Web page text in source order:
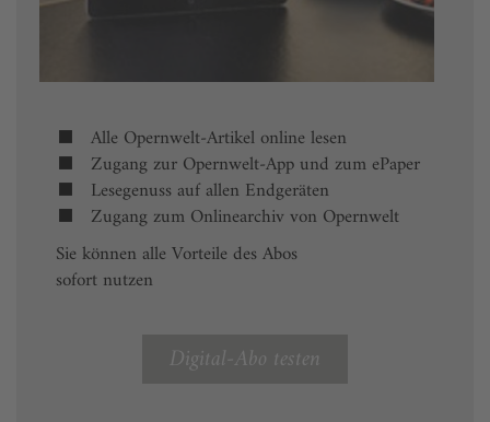
Alle Opernwelt-Artikel online lesen
Zugang zur Opernwelt-App und zum ePaper
Lesegenuss auf allen Endgeräten
Zugang zum Onlinearchiv von Opernwelt
Sie können alle Vorteile des Abos
sofort nutzen
Digital-Abo testen